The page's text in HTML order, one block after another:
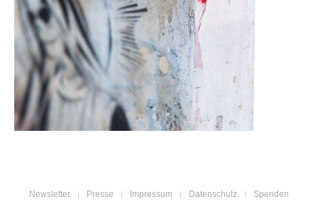
Newsletter Presse Impressum Datenschutz Spenden